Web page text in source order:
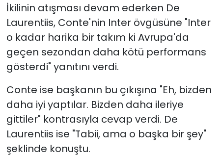
İkilinin atışması devam ederken De
Laurentiis, Conte'nin Inter övgüsüne "Inter
o kadar harika bir takım ki Avrupa'da
geçen sezondan daha kötü performans
gösterdi" yanıtını verdi.
Conte ise başkanın bu çıkışına "Eh, bizden
daha iyi yaptılar. Bizden daha ileriye
gittiler" kontrasıyla cevap verdi. De
Laurentiis ise "Tabii, ama o başka bir şey"
şeklinde konuştu.